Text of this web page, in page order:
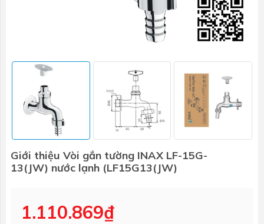
Giới thiệu Vòi gắn tường INAX LF-15G-
13(JW) nước lạnh (LF15G13(JW)
1.110.869₫